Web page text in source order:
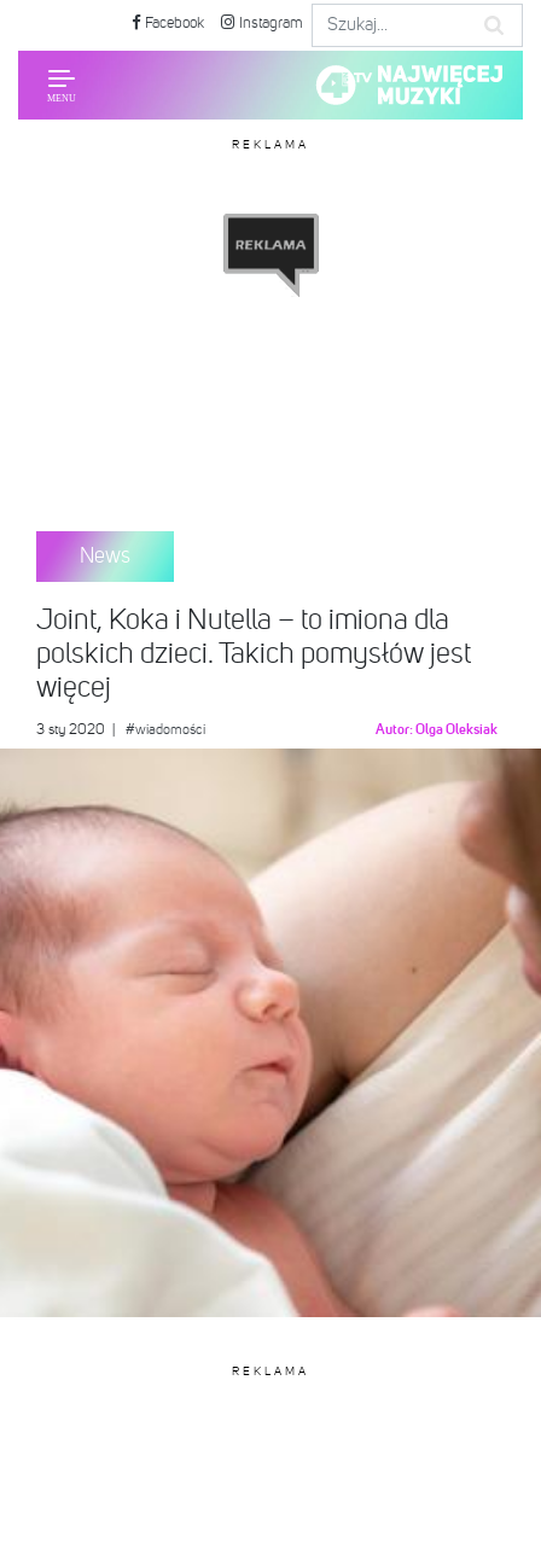
Facebook Instagram
REKLAMA
News
Joint, Koka i Nutella – to imiona dla
polskich dzieci. Takich pomysłów jest
więcej
3 sty 2020 #wiadomości Autor:Olga Oleksiak
REKLAMA